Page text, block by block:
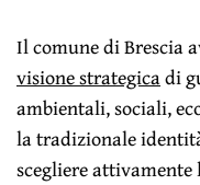
Il comune di Brescia
visione strategicadi
ambientali, sociali,
la tradizionale
scegliere